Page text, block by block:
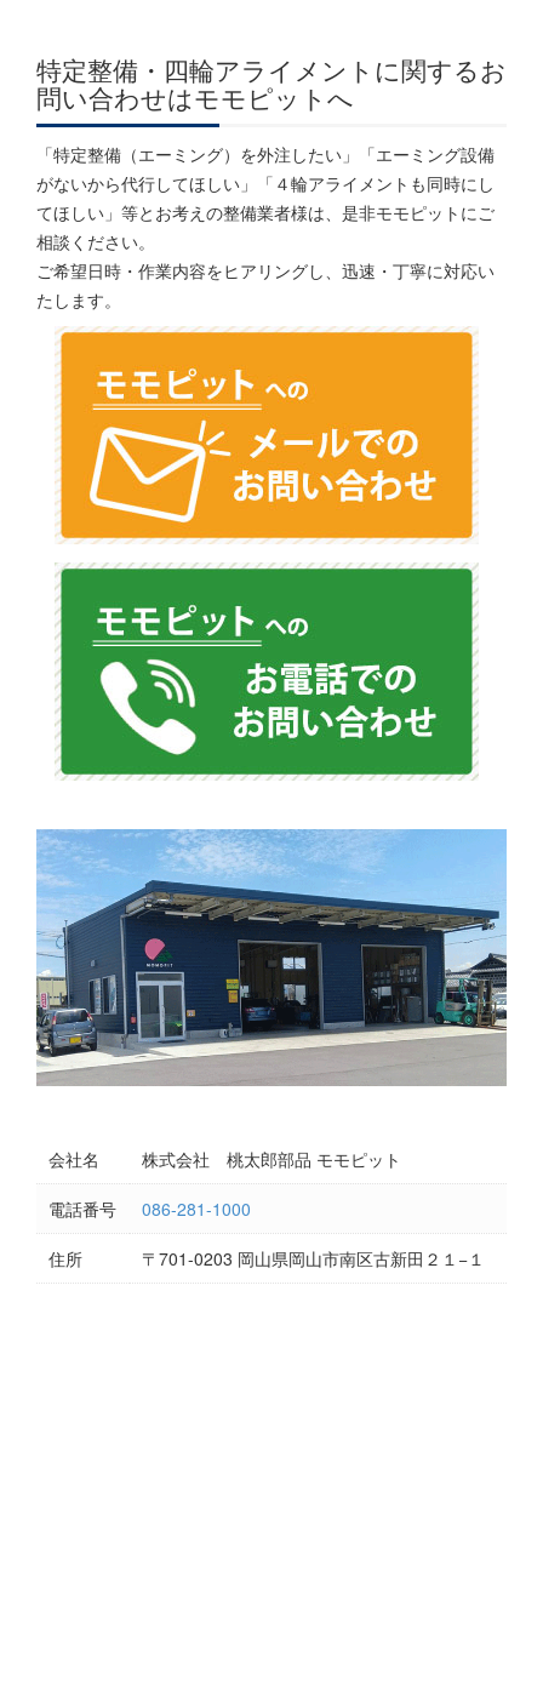
特定整備・四輪アライメントに関するお
問い合わせはモモピットへ
「特定整備（エーミング）を外注したい」「エーミング設備
がないから代行してほしい」「４輪アライメントも同時にし
てほしい」等とお考えの整備業者様は、是非モモピットにご
相談ください。
ご希望日時・作業内容をヒアリングし、迅速・丁寧に対応い
たします。
会社名 株式会社 桃太郎部品 モモピット
電話番号 086-281-1000
住所 〒701-0203 岡山県岡山市南区古新田２１−１